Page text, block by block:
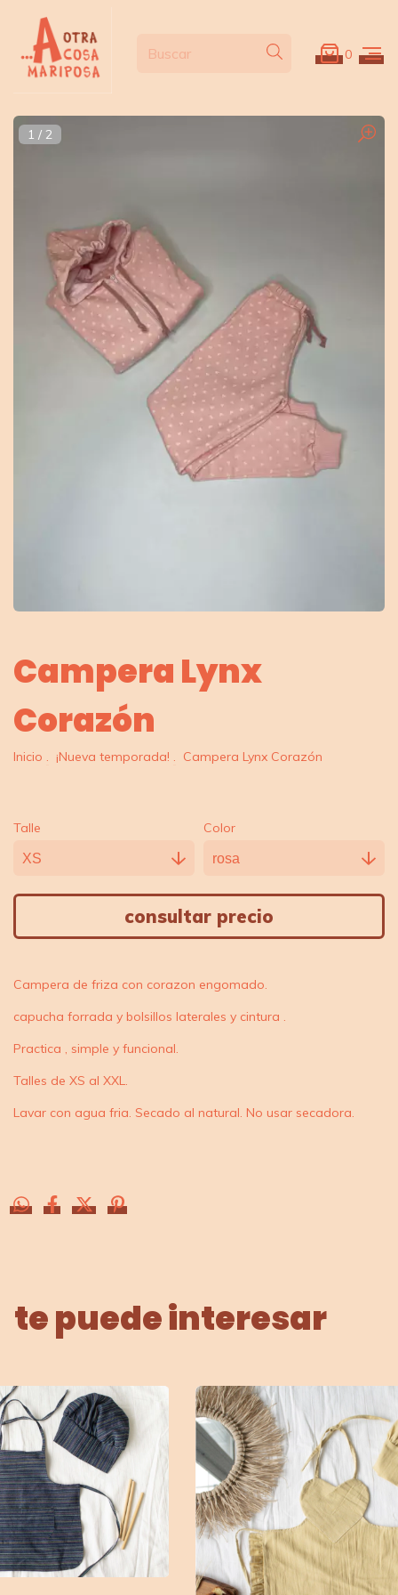
0
Campera Lynx
Corazón
Inicio ¡Nueva temporada! Campera Lynx Corazón
Talle Color
Campera de friza con corazon engomado.
capucha forrada y bolsillos laterales y cintura .
Practica , simple y funcional.
Talles de XS al XXL.
Lavar con agua fria. Secado al natural. No usar secadora.
1 / 2
te puede interesar